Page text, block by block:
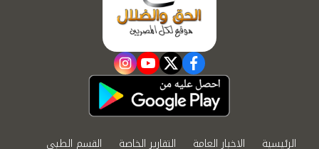
facebook
twitter
youtube
instagram
الرئيسية الاخبار العامة التقارير الخاصة القسم الطبي